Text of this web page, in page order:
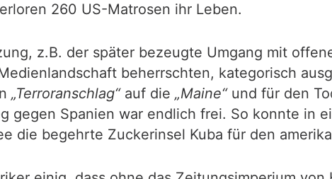
260 US-Matrosen ihr Leben.
z.B. der später bezeugte Umgang mit
beherrschten, kategorisch
„Terroranschlag“auf die „Maine“und für den
gegen Spanien war endlich frei. So konnte in
die begehrte Zuckerinsel Kuba für den